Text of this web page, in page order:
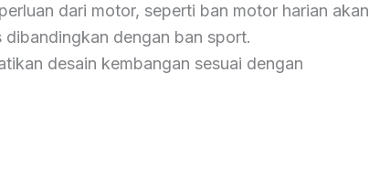
dari motor, seperti ban motor harian akan
dengan ban sport.
desain kembangan sesuai dengan